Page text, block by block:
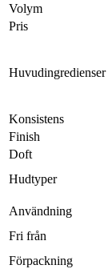
Volym
Pris
Huvudingredienser
Konsistens
Finish
Doft
Hudtyper
Användning
Fri från
Förpackning